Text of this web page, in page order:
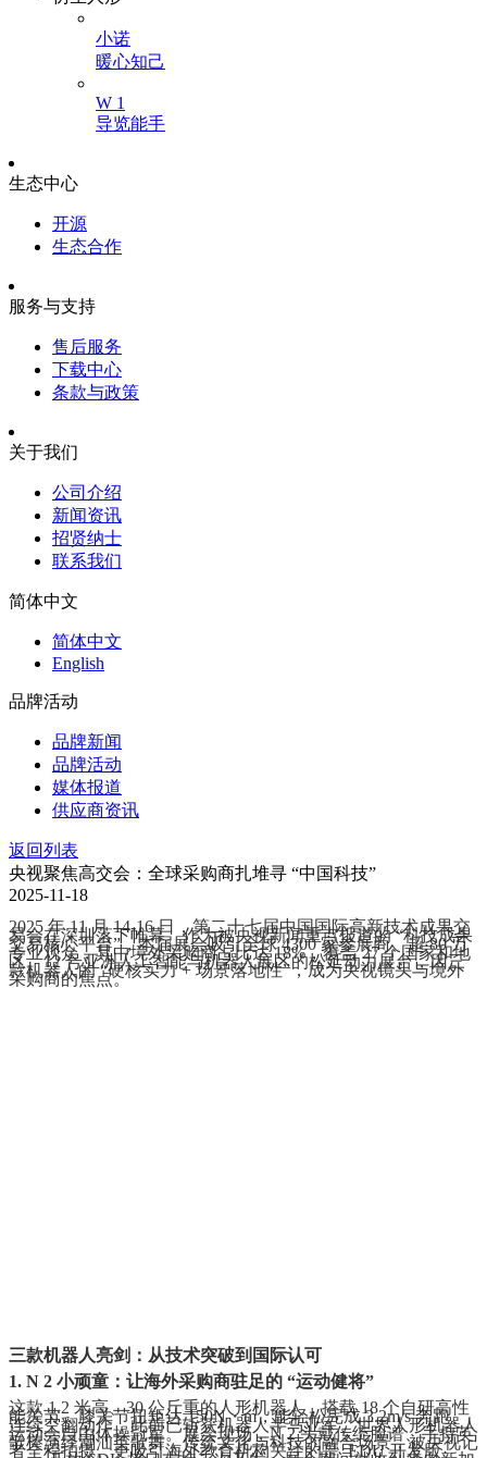
小诺
暖心知己
W 1
导览能手
生态中心
开源
生态合作
服务与支持
售后服务
下载中心
条款与政策
关于我们
公司介绍
新闻资讯
招贤纳士
联系我们
简体中文
简体中文
English
品牌活动
品牌新闻
品牌活动
媒体报道
供应商资讯
返回列表
央视聚焦高交会：全球采购商扎堆寻 “中国科技”
2025-11-18
2025 年 11 月 14-16 日，第二十七届中国国际高新技术成果交
易会在深圳落下帷幕。作为被央视新闻重点报道的 “科技成果
交易核心平台”，本届展会吸引全球 4300 家参展商、超 80 万
专业观众，其中境外采购商占比达 18%，覆盖 27 个国家和地
区。12 号亚洲人工智能与机器人展区的松延动力展台，因三
款机器人的 “硬核实力 + 场景落地性”，成为央视镜头与境外
采购商的焦点。
三款机器人亮剑：从技术突破到国际认可
1. N 2 小顽童：让海外采购商驻足的 “运动健将”
这款 1.2 米高、30 公斤重的人形机器人，搭载 18 个自研高性
能关节，膝关节扭矩达 150N・m，能轻松完成 3.2m/s 奔跑、
连续空翻动作，此前已斩获机器人半马亚军、世界人形机器人
运动会自由体操冠军。展会现场，N 2 头戴传统脸谱、手持英
歌棒演绎潮汕英歌舞，传统文化与科技的融合场景，被央视记
者全程拍摄。更吸引海外教育机构关注的是 EDU 开发版